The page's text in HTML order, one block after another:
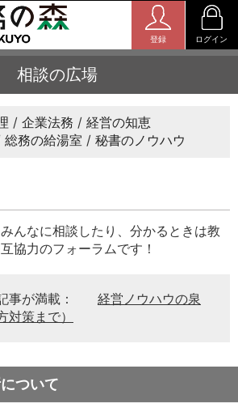
登録 ログイン
相談の広場
企業法務
経営の知恵
総務の給湯室 秘書のノウハウ
んなに相談したり、分かるときは教
協力のフォーラムです！
事が満載：
経営ノウハウの泉
対策まで）
ついて